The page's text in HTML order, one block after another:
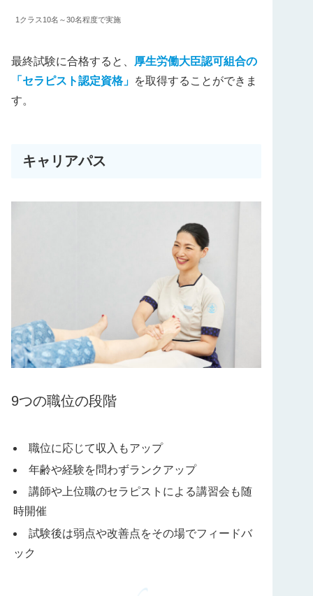
1クラス10名～30名程度で実施
最終試験に合格すると、 厚生労働大臣認可組合の
「セラピスト認定資格」 を取得することができま
す。
キャリアパス
9つの職位の段階
職位に応じて収入もアップ
年齢や経験を問わずランクアップ
講師や上位職のセラピストによる講習会も随
時開催
試験後は弱点や改善点をその場でフィードバ
ック